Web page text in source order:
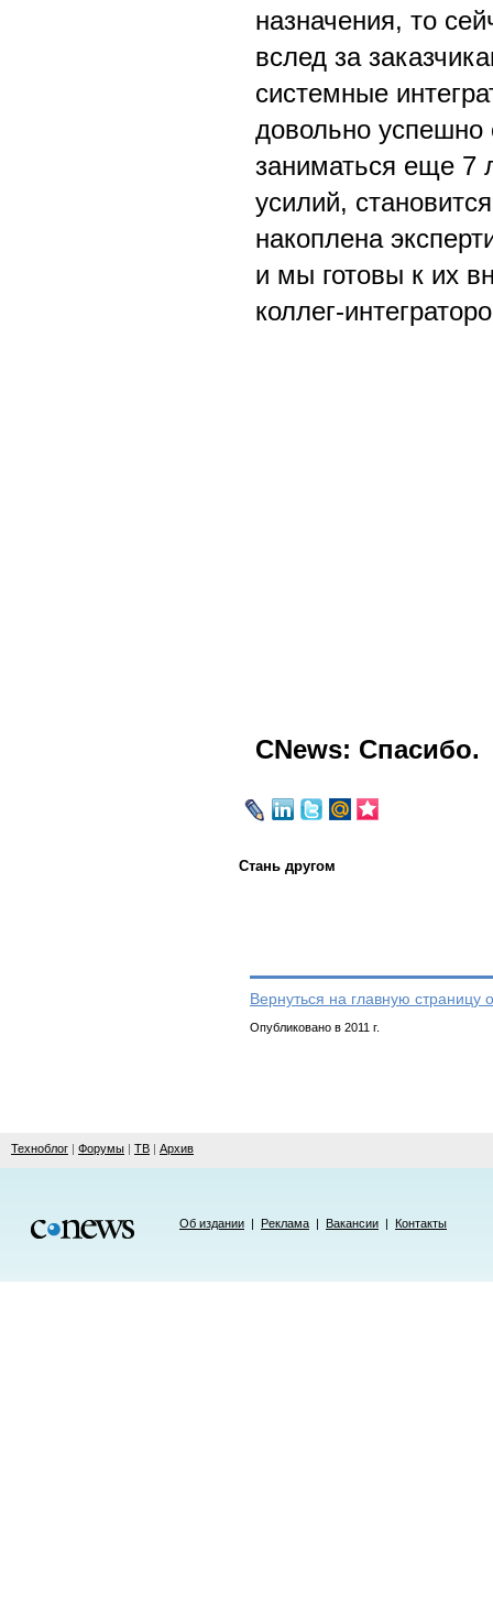
назначения, то
вслед за
системные
довольно успешно
заниматься еще 7
усилий,
накоплена
и мы готовы к их
коллег-
CNews: Спасибо.
Стань другом
Вернуться на главную страницу
Опубликовано в 2011 г.
Техноблог | Форумы | ТВ | Архив
Об издании | Реклама | Вакансии | Контакты